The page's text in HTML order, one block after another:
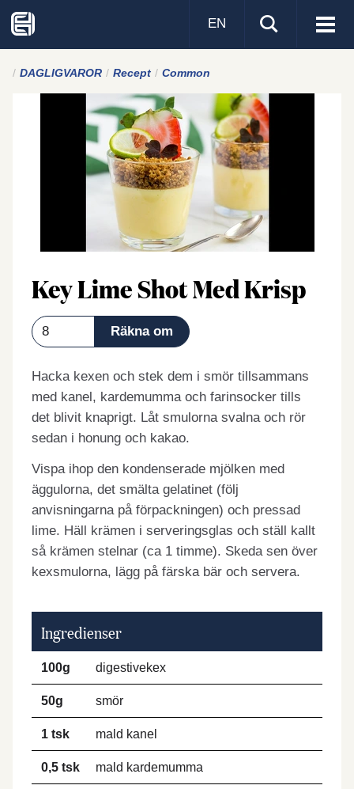
Visa
EN
DAGLIGVAROR Recept Common
Key Lime Shot Med Krisp
Hacka kexen och stek dem i smör tillsammans
med kanel, kardemumma och farinsocker tills
det blivit knaprigt. Låt smulorna svalna och rör
sedan i honung och kakao.
Vispa ihop den kondenserade mjölken med
äggulorna, det smälta gelatinet (följ
anvisningarna på förpackningen) och pressad
lime. Häll krämen i serveringsglas och ställ kallt
så krämen stelnar (ca 1 timme). Skeda sen över
kexsmulorna, lägg på färska bär och servera.
Ingredienser
100g digestivekex
50g smör
1 tsk mald kanel
0,5 tsk mald kardemumma